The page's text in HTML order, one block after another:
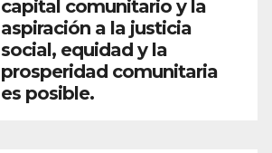
capital comunitario y la
aspiración a la justicia
social, equidad y la
prosperidad comunitaria
es posible.